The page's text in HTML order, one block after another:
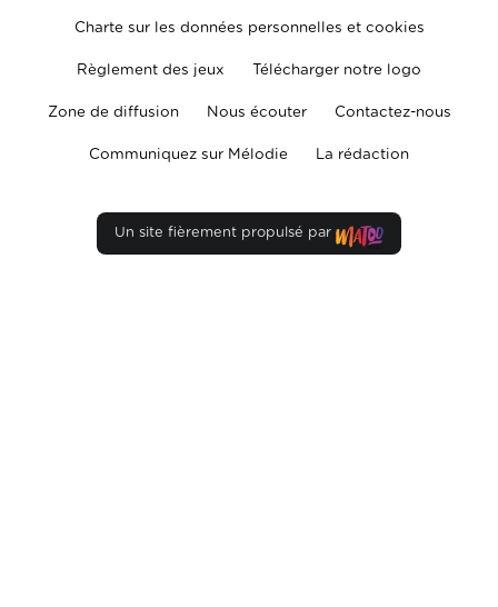
Charte sur les données personnelles et cookies
Règlement des jeux Télécharger notre logo
Zone de diffusion Nous écouter Contactez-nous
Communiquez sur Mélodie La rédaction
Un site fièrement propulsé par